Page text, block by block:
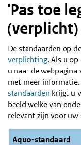
'Pas toe
(verplicht)
Content
De standaarden op
verplichting. Als u
u naar de
met meer
standaarden krijgt u
beeld welke van
relevant zijn voor uw
Aquo-standaard